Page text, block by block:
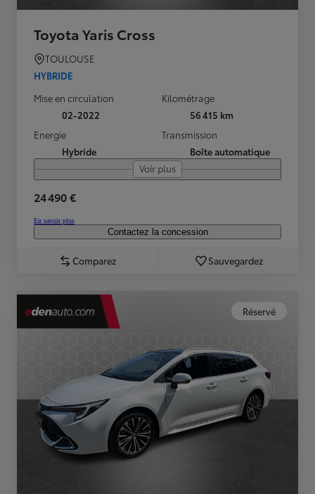
Toyota Yaris Cross
TOULOUSE
HYBRIDE
Mise en circulation
02-2022
Kilométrage
56 415 km
Energie
Hybride
Transmission
Boîte automatique
Voir plus
24 490 €
En savoir plus
Contactez la concession
Comparez Sauvegardez
Réservé